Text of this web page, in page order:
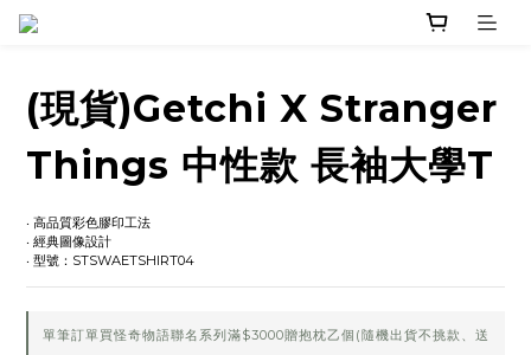
(現貨)Getchi X Stranger
Things 中性款 長袖大學T
‧ 高品質彩色膠印工法
‧ 經典圖像設計
‧ 型號：STSWAETSHIRT04
單筆訂單買怪奇物語聯名系列滿$3000贈抱枕乙個(隨機出貨不挑款、送